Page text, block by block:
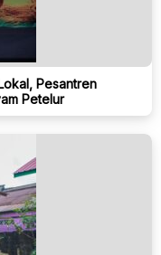
Pesantren
Petelur